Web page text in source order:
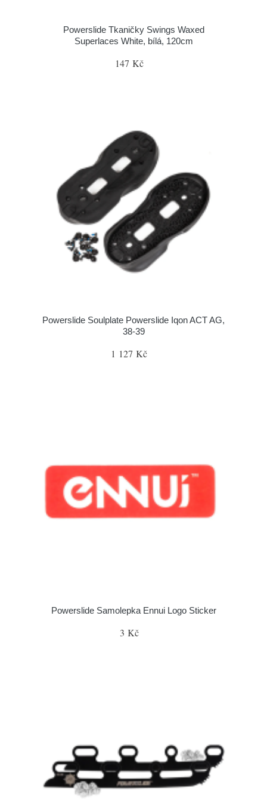
Powerslide Tkaničky Swings Waxed
Superlaces White, bílá, 120cm
147 Kč
Powerslide Soulplate Powerslide Iqon ACT AG,
38-39
1 127 Kč
Powerslide Samolepka Ennui Logo Sticker
3 Kč